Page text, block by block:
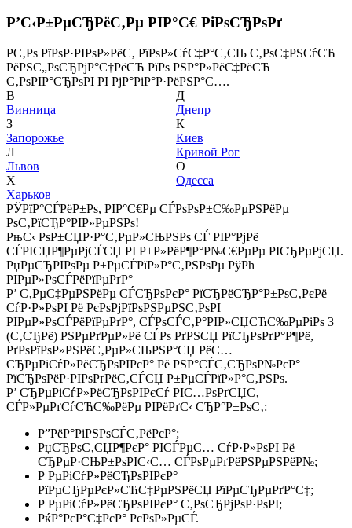
Р’С‹Р±РµСЂРёС‚Рµ РІР°С€ РіРѕСЂРѕРґ
Р­С‚Рѕ РїРѕР·РІРѕР»РёС‚ РїРѕР»СѓС‡Р°С‚СЊ С‚РѕС‡РЅСѓСЋ
РёРЅС„РѕСЂРјР°С†РёСЋ РїРѕ РЅР°Р»РёС‡РёСЋ
С‚РѕРІР°СЂРѕРІ РІ РјР°РіР°Р·РёРЅР°С….
В
Винница
З
Запорожье
Л
Львов
Х
Харьков
Д
Днепр
К
Киев
Кривой Рог
О
Одесса
РЎРїР°СЃРёР±Рѕ, РІР°С€Рµ СЃРѕРѕР±С‰РµРЅРёРµ
РѕС‚РїСЂР°РІР»РµРЅРѕ!
РњС‹ РѕР±СЏР·Р°С‚РµР»СЊРЅРѕ СЃ РІР°РјРё
СЃРІСЏР¶РµРјСЃСЏ РІ Р±Р»РёР¶Р°Р№С€РµРµ РІСЂРµРјСЏ.
РџРµСЂРІРѕРµ Р±РµСЃРїР»Р°С‚РЅРѕРµ РўРћ
РІРµР»РѕСЃРёРїРµРґР°
Р’ С‚РµС‡РµРЅРёРµ СЃСЂРѕРєР° РїСЂРёСЂР°Р±РѕС‚РєРё
СѓР·Р»РѕРІ Рё РєРѕРјРїРѕРЅРµРЅС‚РѕРІ
РІРµР»РѕСЃРёРїРµРґР°, СЃРѕСЃС‚Р°РІР»СЏСЋС‰РµРіРѕ 3
(С‚СЂРё) РЅРµРґРµР»Рё СЃРѕ РґРЅСЏ РїСЂРѕРґР°Р¶Рё,
РґРѕРїРѕР»РЅРёС‚РµР»СЊРЅР°СЏ РёС…
СЂРµРіСѓР»РёСЂРѕРІРєР° Рё РЅР°СЃС‚СЂРѕР№РєР°
РїСЂРѕРёР·РІРѕРґРёС‚СЃСЏ Р±РµСЃРїР»Р°С‚РЅРѕ.
Р’ СЂРµРіСѓР»РёСЂРѕРІРєСѓ РІС…РѕРґСЏС‚
СЃР»РµРґСѓСЋС‰РёРµ РІРёРґС‹ СЂР°Р±РѕС‚:
Р”РёР°РіРЅРѕСЃС‚РёРєР°;
РџСЂРѕС‚СЏР¶РєР° РІСЃРµС… СѓР·Р»РѕРІ Рё
СЂРµР·СЊР±РѕРІС‹С… СЃРѕРµРґРёРЅРµРЅРёР№;
Р РµРіСѓР»РёСЂРѕРІРєР°
РїРµСЂРµРєР»СЋС‡РµРЅРёСЏ РїРµСЂРµРґР°С‡;
Р РµРіСѓР»РёСЂРѕРІРєР° С‚РѕСЂРјРѕР·РѕРІ;
РќР°РєР°С‡РєР° РєРѕР»РµСЃ.